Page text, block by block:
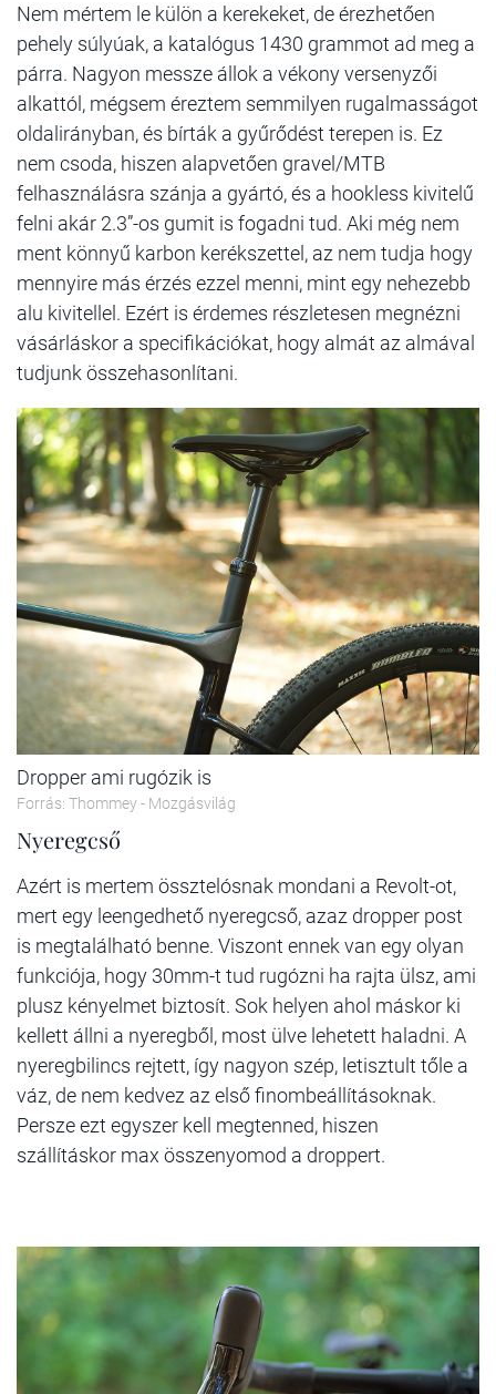
Nem mértem le külön a kerekeket, de érezhetően
pehely súlyúak, a katalógus 1430 grammot ad meg a
párra. Nagyon messze állok a vékony versenyzői
alkattól, mégsem éreztem semmilyen rugalmasságot
oldalirányban, és bírták a gyűrődést terepen is. Ez
nem csoda, hiszen alapvetően gravel/MTB
felhasználásra szánja a gyártó, és a hookless kivitelű
felni akár 2.3”-os gumit is fogadni tud. Aki még nem
ment könnyű karbon kerékszettel, az nem tudja hogy
mennyire más érzés ezzel menni, mint egy nehezebb
alu kivitellel. Ezért is érdemes részletesen megnézni
vásárláskor a specifikációkat, hogy almát az almával
tudjunk összehasonlítani.
Dropper ami rugózik is
Forrás: Thommey - Mozgásvilág
Nyeregcső
Azért is mertem össztelósnak mondani a Revolt-ot,
mert egy leengedhető nyeregcső, azaz dropper post
is megtalálható benne. Viszont ennek van egy olyan
funkciója, hogy 30mm-t tud rugózni ha rajta ülsz, ami
plusz kényelmet biztosít. Sok helyen ahol máskor ki
kellett állni a nyeregből, most ülve lehetett haladni. A
nyeregbilincs rejtett, így nagyon szép, letisztult tőle a
váz, de nem kedvez az első finombeállításoknak.
Persze ezt egyszer kell megtenned, hiszen
szállításkor max összenyomod a droppert.